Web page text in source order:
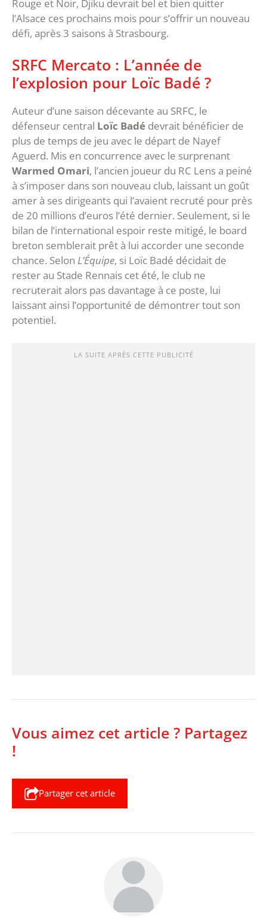
Rouge et Noir, Djiku devrait bel et bien quitter
l’Alsace ces prochains mois pour s’offrir un nouveau
défi, après 3 saisons à Strasbourg.
SRFC Mercato : L’année de
l’explosion pour Loïc Badé ?
Auteur d’une saison décevante au SRFC, le
défenseur central Loïc Badé devrait bénéficier de
plus de temps de jeu avec le départ de Nayef
Aguerd. Mis en concurrence avec le surprenant
Warmed Omari, l’ancien joueur du RC Lens a peiné
à s’imposer dans son nouveau club, laissant un goût
amer à ses dirigeants qui l’avaient recruté pour près
de 20 millions d’euros l’été dernier. Seulement, si le
bilan de l’international espoir reste mitigé, le board
breton semblerait prêt à lui accorder une seconde
chance. Selon L’Équipe, si Loïc Badé décidait de
rester au Stade Rennais cet été, le club ne
recruterait alors pas davantage à ce poste, lui
laissant ainsi l’opportunité de démontrer tout son
potentiel.
LA SUITE APRÈS CETTE PUBLICITÉ
Vous aimez cet article ? Partagez
!
Partager cet article